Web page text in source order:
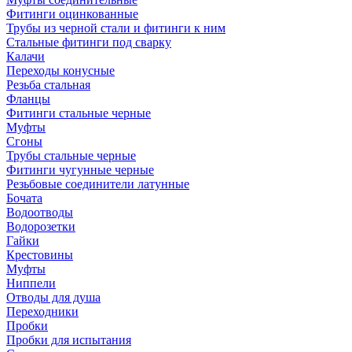
Фитинги оцинкованные
Трубы из черной стали и фитинги к ним
Стальные фитинги под сварку
Калачи
Переходы конусные
Резьба стальная
Фланцы
Фитинги стальные черные
Муфты
Сгоны
Трубы стальные черные
Фитинги чугунные черные
Резьбовые соединители латунные
Бочата
Водоотводы
Водорозетки
Гайки
Крестовины
Муфты
Ниппели
Отводы для душа
Переходники
Пробки
Пробки для испытания